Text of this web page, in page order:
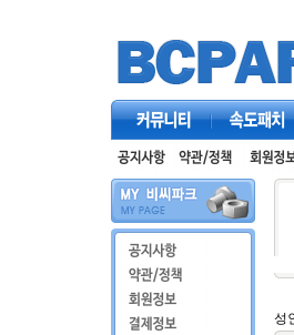
커뮤니티 속도패치
성